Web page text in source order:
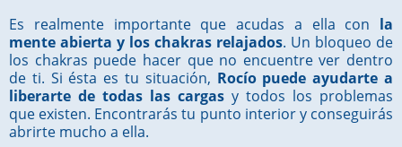
Es realmente importante que acudas a ella con la
mente abierta y los chakras relajados. Un bloqueo de
los chakras puede hacer que no encuentre ver dentro
de ti. Si ésta es tu situación, Rocío puede ayudarte a
liberarte de todas las cargas y todos los problemas
que existen. Encontrarás tu punto interior y conseguirás
abrirte mucho a ella.